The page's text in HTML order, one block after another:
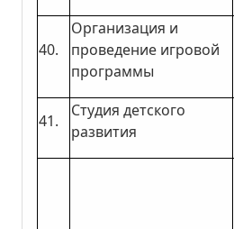
40.
Организация и
проведение игровой
программы
41.
Студия детского
развития